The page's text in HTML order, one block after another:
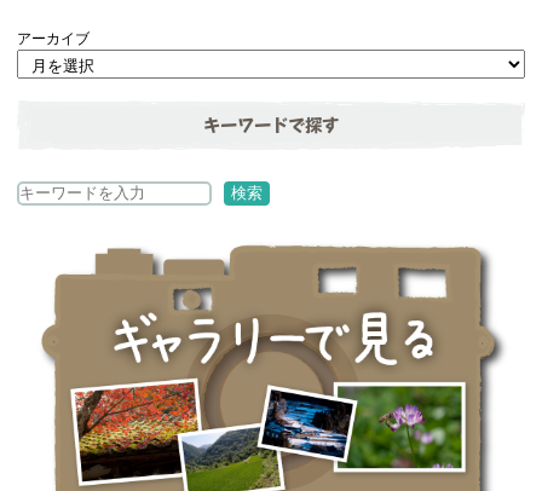
アーカイブ
キーワードで探す
検
検索